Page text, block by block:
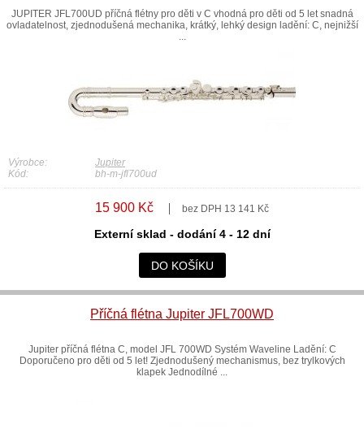
JUPITER JFL700UD příčná flétny pro děti v C vhodná pro děti od 5 let snadná
ovladatelnost, zjednodušená mechanika, krátký, lehký design ladění: C, nejnižší
...
Výrobce:
Jupiter
Kód:
bh-m-jfl700ud
15 900 Kč bez DPH 13 141 Kč
Externí sklad - dodání 4 - 12 dní
DO KOŠÍKU
Příčná flétna Jupiter JFL700WD
Jupiter příčná flétna C, model JFL 700WD Systém Waveline Ladění: C
Doporučeno pro děti od 5 let! Zjednodušený mechanismus, bez trylkových
klapek Jednodílné ...